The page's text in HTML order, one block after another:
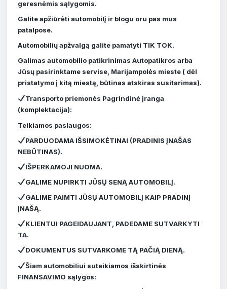
geresnėmis sąlygomis.
Galite apžiūrėti automobilį ir blogu oru pas mus
patalpose.
Automobilių apžvalgą galite pamatyti TIK TOK.
Galimas automobilio patikrinimas Autopatikros arba
Jūsų pasirinktame servise, Marijampolės mieste ( dėl
pristatymo į kitą miestą, būtinas atskiras susitarimas).
Transporto priemonės Pagrindinė įranga
(komplektacija):
Teikiamos paslaugos:
PARDUODAMA IŠSIMOKĖTINAI (PRADINIS ĮNAŠAS
NEBŪTINAS).
IŠPERKAMOJI NUOMA.
GALIME NUPIRKTI JŪSŲ SENĄ AUTOMOBILĮ.
GALIME PAIMTI JŪSŲ AUTOMOBILĮ KAIP PRADINĮ
ĮNAŠĄ.
KLIENTUI PAGEIDAUJANT, PADEDAME SUTVARKYTI
TA.
DOKUMENTUS SUTVARKOME TĄ PAČIĄ DIENĄ.
Šiam automobiliui suteikiamos išskirtinės
FINANSAVIMO sąlygos: